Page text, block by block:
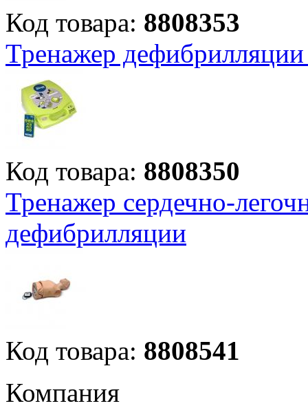
Код товара: 8808353
Тренажер
Код товара: 8808350
Тренажер сердечно-
дефибрилляции
Код товара: 8808541
Компания